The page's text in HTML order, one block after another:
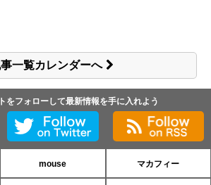
一覧カレンダーへ
をフォローして最新情報を手に入れよう
mouse マカフィー